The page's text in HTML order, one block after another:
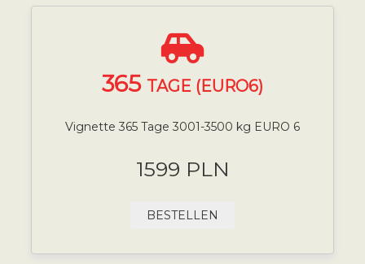
365 TAGE (EURO6)
Vignette 365 Tage 3001-3500 kg EURO 6
1599 PLN
BESTELLEN